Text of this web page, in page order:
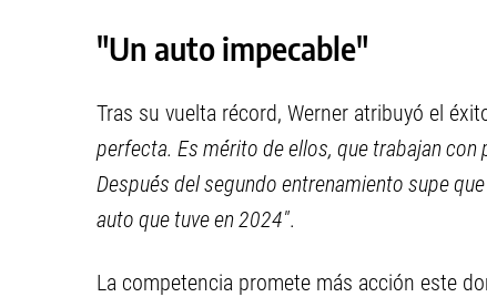
"Un auto impecable"
Tras su vuelta récord, Werner atribuyó el
perfecta. Es mérito de ellos, que trabajan
Después del segundo entrenamiento supe
auto que tuve en 2024".
La competencia promete más acción este